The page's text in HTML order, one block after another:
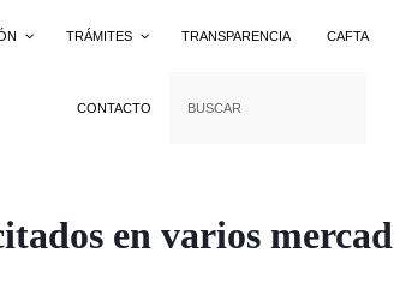
TRÁMITES TRANSPARENCIA CAFTA
CONTACTO
en varios